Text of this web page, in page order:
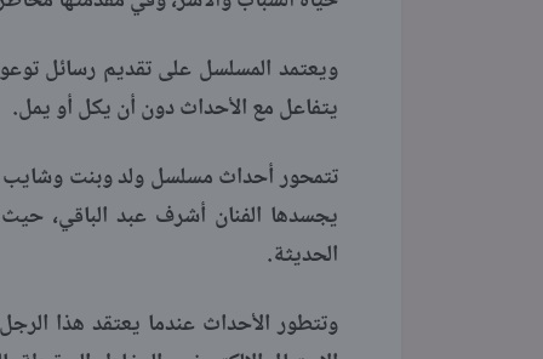
ويعتمد المسلسل على تقديم رسائل
يتفاعل مع الأحداث دون أن يكل أو يمل.
تتمحور أحداث مسلسل ولد وبنت
يجسدها الفنان أشرف عبد الباقي،
الحديثة.
وتتطور الأحداث عندما يعتقد هذا